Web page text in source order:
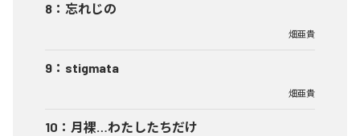
8 ： 忘れじの
畑亜貴
9 ： stigmata
畑亜貴
10 ： 月裸…わたしたちだけ